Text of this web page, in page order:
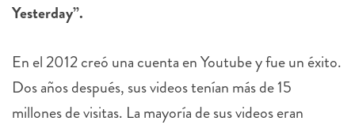
Yesterday”.
En el 2012 creó una cuenta en Youtube y fue un éxito.
Dos años después, sus videos tenían más de 15
millones de visitas. La mayoría de sus videos eran